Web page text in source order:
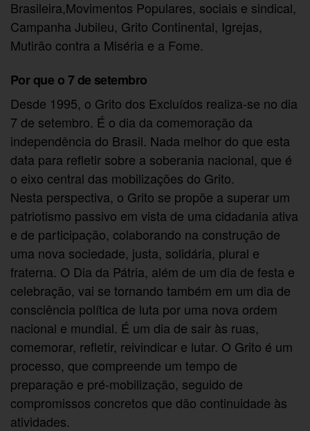
Brasileira,Movimentos Populares, sociais e sindical,
Campanha Jubileu, Grito Continental, Igrejas,
Mutirão contra a Miséria e a Fome.
Por que o 7 de setembro
Desde 1995, o Grito dos Excluídos realiza-se no dia
7 de setembro. É o dia da comemoração da
independência do Brasil. Nada melhor do que esta
data para refletir sobre a soberania nacional, que é
o eixo central das mobilizações do Grito.
Nesta perspectiva, o Grito se propõe a superar um
patriotismo passivo em vista de uma cidadania ativa
e de participação, colaborando na construção de
uma nova sociedade, justa, solidária, plural e
fraterna. O Dia da Pátria, além de um dia de festa e
celebração, vai se tornando também em um dia de
consciência política de luta por uma nova ordem
nacional e mundial. É um dia de sair às ruas,
comemorar, refletir, reivindicar e lutar. O Grito é um
processo, que compreende um tempo de
preparação e pré-mobilização, seguido de
compromissos concretos que dão continuidade às
atividades.